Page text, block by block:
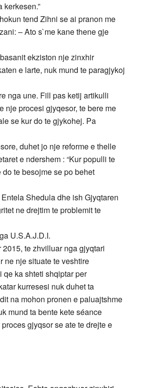
kerkesen.”
tend Zihni se ai pranon me
– Ato s`me kane thene gje
ekziston nje zinxhir
e larte, nuk mund te paragjykoj
nga une. Fill pas ketij artikulli
nje procesi gjyqesor, te bere me
se kur do te gjykohej. Pa
duhet jo nje reforme e thelle
e ndershem : “Kur populli te
te besojme se po behet
Shedula dhe ish Gjyqtaren
ne drejtim te problemit te
U.S.A.J.D.I.
te zhvilluar nga gjyqtari
ne nje situate te veshtire
qe ka shteti shqiptar per
kurresesi nuk duhet ta
na mohon pronen e paluajtshme
mund ta bente kete séance
gjyqsor se ate te drejte e